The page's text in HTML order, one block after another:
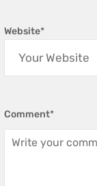
Website*
Comment*